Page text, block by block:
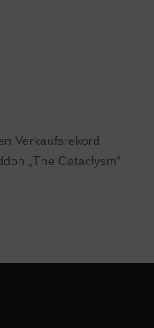
Verkaufsrekord
„The Cataclysm“